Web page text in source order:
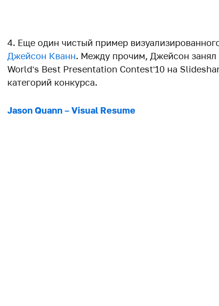
4. Еще один чистый пример
Джейсон Кванн. Между прочим, Джейсон занял
World’s Best Presentation Contest’10 на
категорий конкурса.
Jason Quann – Visual Resume